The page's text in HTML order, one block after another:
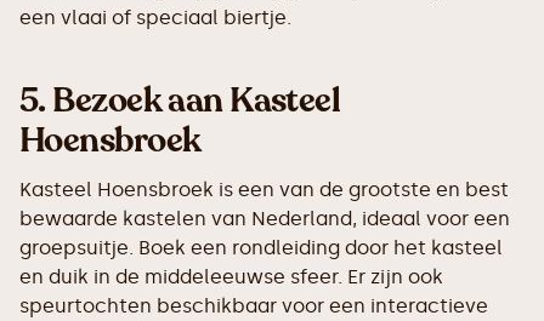
een vlaai of speciaal biertje.
5.Bezoek aan Kasteel
Hoensbroek
Kasteel Hoensbroek is een van de grootste en best
bewaarde kastelen van Nederland, ideaal voor een
groepsuitje. Boek een rondleiding door het kasteel
en duik in de middeleeuwse sfeer. Er zijn ook
speurtochten beschikbaar voor een interactieve